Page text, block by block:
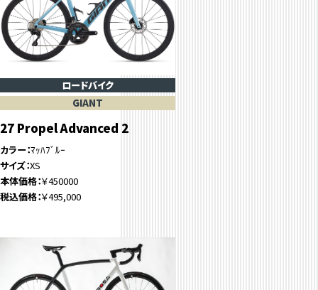
ロードバイク
GIANT
27 Propel Advanced 2
カラー ﾏｯﾊﾌﾞﾙｰ
サイズ XS
本体価格 ￥450000
税込価格 ￥495,000